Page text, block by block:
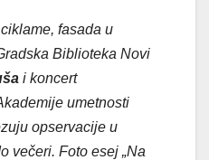
fasada u
Biblioteka Novi
i koncert
umetnosti
opservacije u
večeri. Foto esej „Na